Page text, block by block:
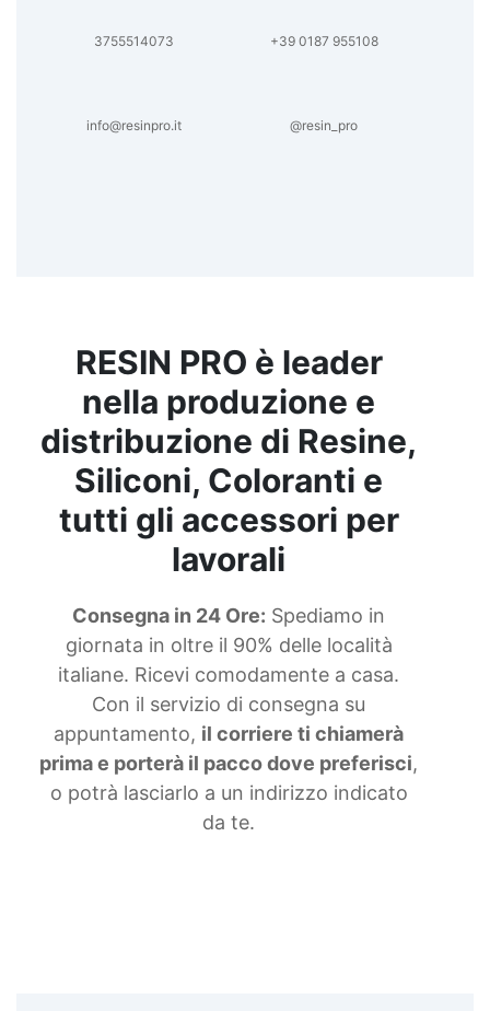
3755514073 +39 0187 955108
info@resinpro.it @resin_pro
RESIN PRO è leader
nella produzione e
distribuzione di Resine,
Siliconi, Coloranti e
tutti gli accessori per
lavorali
Consegna in 24 Ore: Spediamo in
giornata in oltre il 90% delle località
italiane. Ricevi comodamente a casa.
Con il servizio di consegna su
appuntamento, il corriere ti chiamerà
prima e porterà il pacco dove preferisci,
o potrà lasciarlo a un indirizzo indicato
da te.